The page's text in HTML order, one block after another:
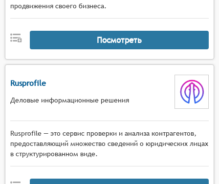
продвижения своего бизнеса.
Посмотреть
Rusprofile
Деловые информационные решения
Rusprofile — это сервис проверки и анализа контрагентов,
предоставляющий множество сведений о юридических лицах
в структурированном виде.